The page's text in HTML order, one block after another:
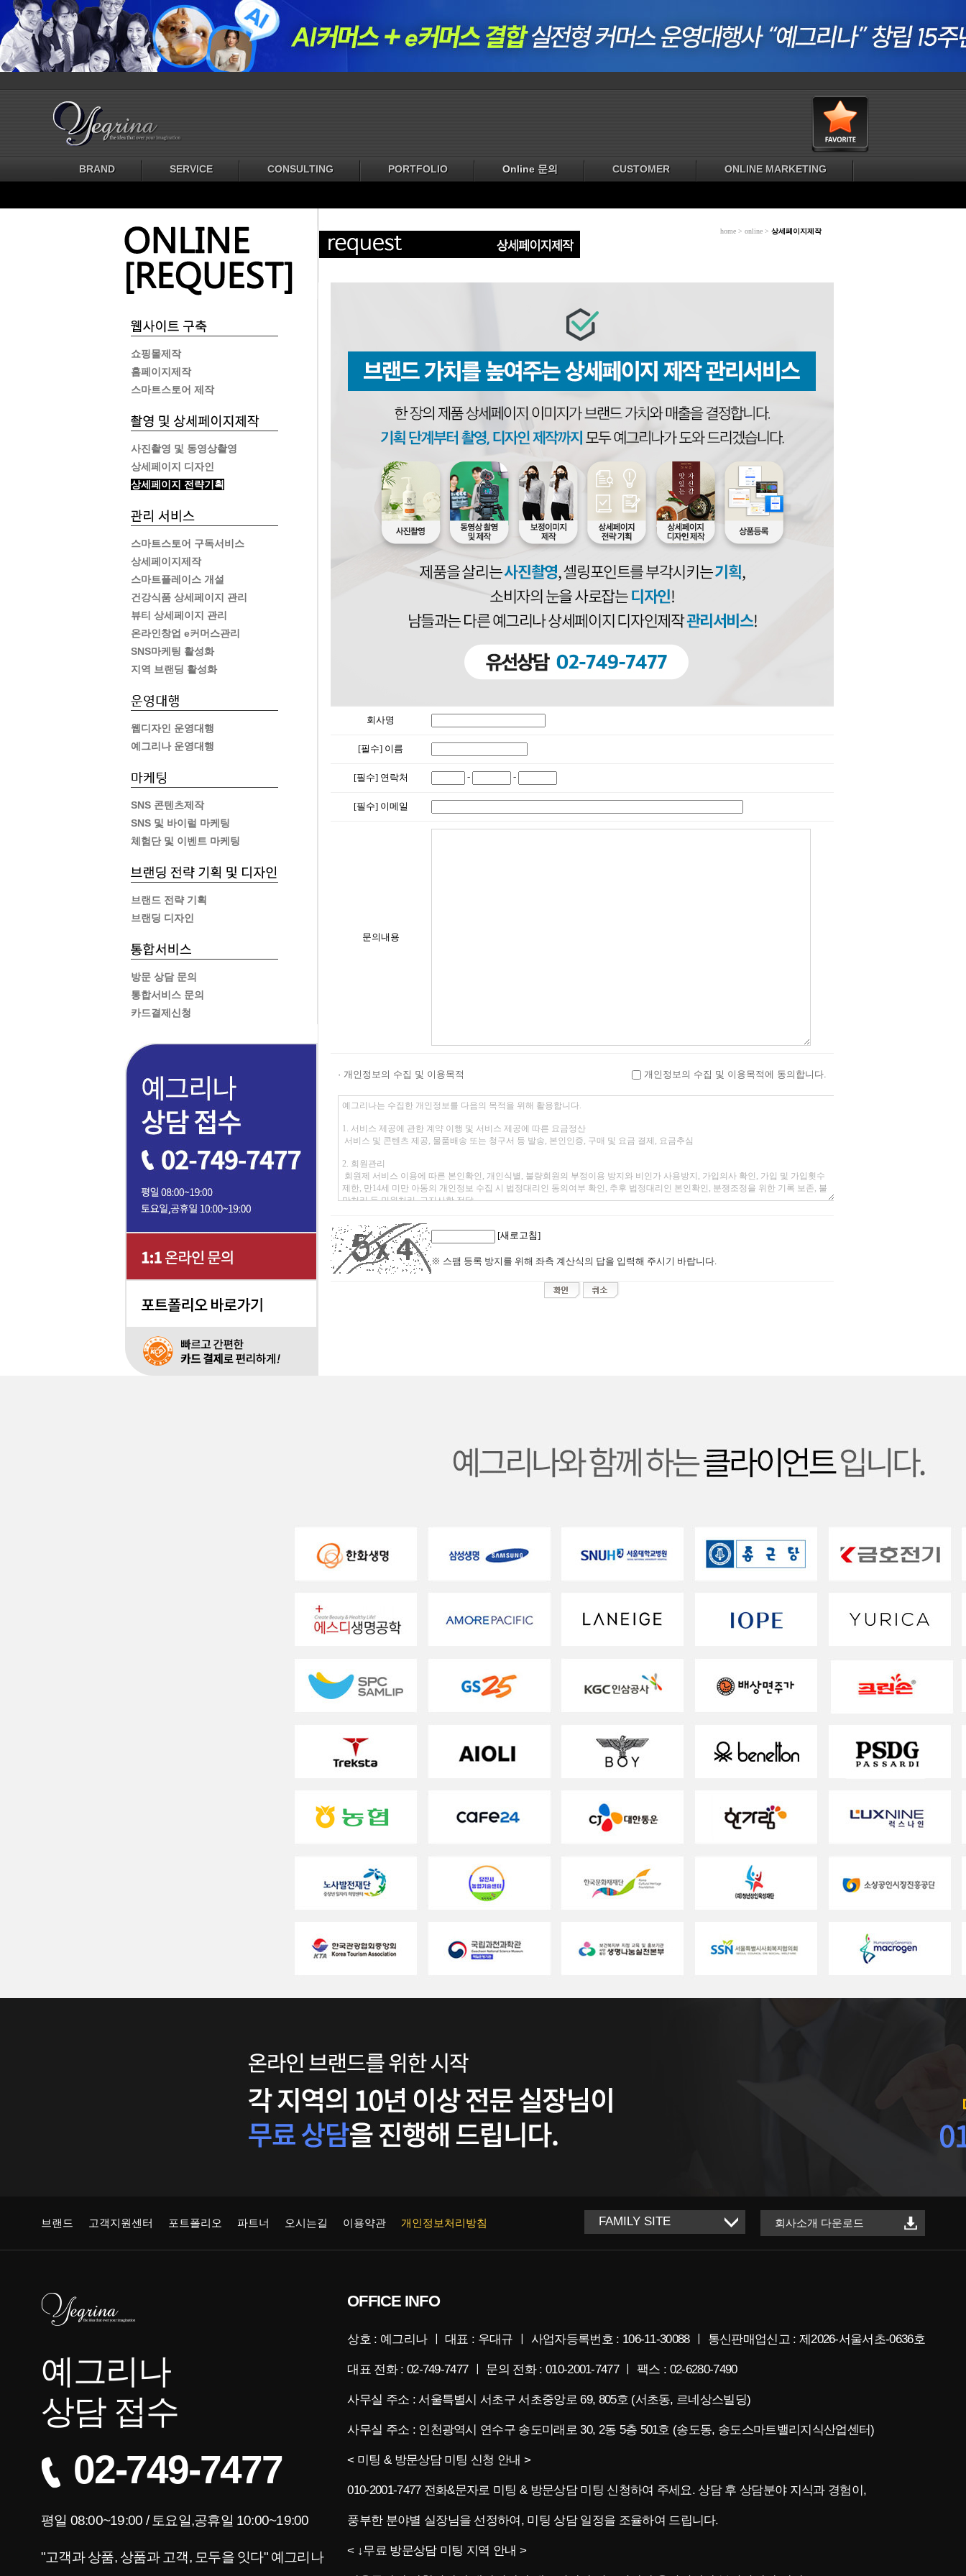
BRAND SERVICE CONSULTING PORTFOLIO Online 문의 CUSTOMER ONLINE MARKETING
쇼핑몰제작
홈페이지제작
스마트스토어 제작
사진촬영 및 동영상촬영
상세페이지 디자인
상세페이지 전략기획
스마트스토어 구독서비스
상세페이지제작
스마트플레이스 개설
건강식품 상세페이지 관리
뷰티 상세페이지 관리
온라인창업 e커머스관리
SNS마케팅 활성화
지역 브랜딩 활성화
웹디자인 운영대행
예그리나 운영대행
SNS 콘텐츠제작
SNS 및 바이럴 마케팅
체험단 및 이벤트 마케팅
브랜드 전략 기획
브랜딩 디자인
방문 상담 문의
통합서비스 문의
카드결제신청
home > online > 상세페이지제작
회사명
[필수] 이름
[필수] 연락처 - -
[필수] 이메일
문의내용
· 개인정보의 수집 및 이용목적 개인정보의 수집 및 이용목적에 동의합니다.
[새로고침]
※ 스팸 등록 방지를 위해 좌측 계산식의 답을 입력해 주시기 바랍니다.
브랜드 고객지원센터 포트폴리오 파트너 오시는길 이용약관 개인정보처리방침 회사소개 다운로드
예그리나
상담 접수
02-749-7477
평일 08:00~19:00 / 토요일,공휴일 10:00~19:00
"고객과 상품, 상품과 고객, 모두을 잇다" 예그리나
OFFICE INFO
상호 : 예그리나 ㅣ 대표 : 우대규 ㅣ 사업자등록번호 : 106-11-30088 ㅣ 통신판매업신고 : 제2026-서울서초-0636호
대표 전화 : 02-749-7477 ㅣ 문의 전화 : 010-2001-7477 ㅣ 팩스 : 02-6280-7490
사무실 주소 : 서울특별시 서초구 서초중앙로 69, 805호 (서초동, 르네상스빌딩)
사무실 주소 : 인천광역시 연수구 송도미래로 30, 2동 5층 501호 (송도동, 송도스마트밸리지식산업센터)
< 미팅 & 방문상담 미팅 신청 안내 >
010-2001-7477 전화&문자로 미팅 & 방문상담 미팅 신청하여 주세요. 상담 후 상담분야 지식과 경험이,
풍부한 분야별 실장님을 선정하여, 미팅 상담 일정을 조율하여 드립니다.
< ↓무료 방문상담 미팅 지역 안내 >